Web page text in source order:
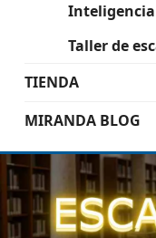
Taller de
TIENDA
MIRANDA BLOG